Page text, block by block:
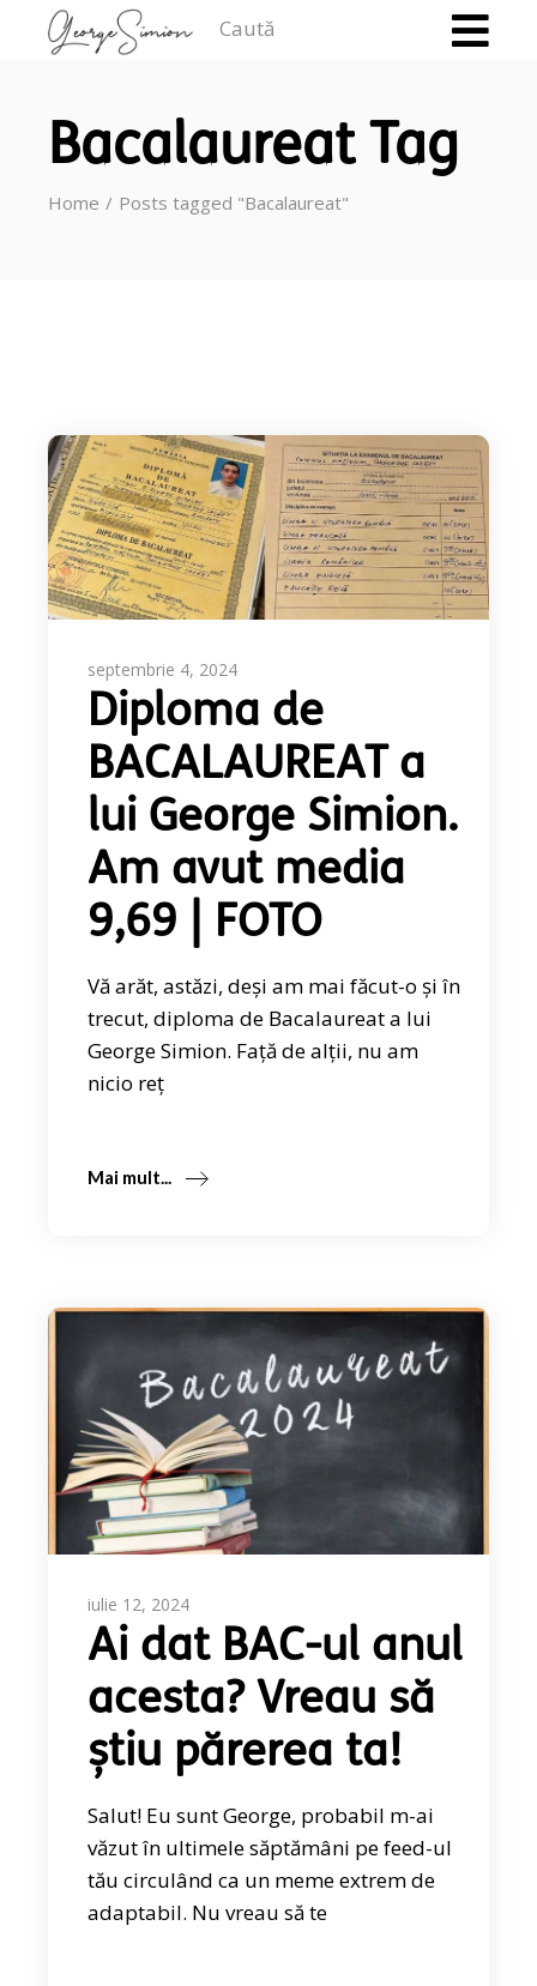
Bacalaureat Tag
Home Posts tagged "Bacalaureat"
septembrie 4, 2024
Diploma de
BACALAUREAT a
lui George Simion.
Am avut media
9,69 | FOTO
Vă arăt, astăzi, deși am mai făcut-o și în
trecut, diploma de Bacalaureat a lui
George Simion. Față de alții, nu am
nicio reț
Mai mult...
iulie 12, 2024
Ai dat BAC-ul anul
acesta? Vreau să
ştiu părerea ta!
Salut! Eu sunt George, probabil m-ai
văzut în ultimele săptămâni pe feed-ul
tău circulând ca un meme extrem de
adaptabil. Nu vreau să te